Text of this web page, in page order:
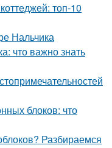
топ-10
Нальчика
что важно знать
блоков: что
Разбираемся